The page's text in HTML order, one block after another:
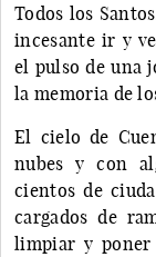
Todos los
incesante ir y
el pulso de una
la memoria de
El cielo de
nubes y con
cientos de
cargados de
limpiar y poner